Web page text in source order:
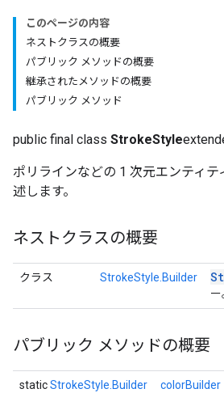
このページの内容
ネストクラスの概要
パブリック メソッドの概要
継承されたメソッドの概要
パブリック メソッド
public final class StrokeStyle
ポリラインなどの 1 次元エンティ
述します。
ネストクラスの概要
クラス StrokeStyle.Builder
ー
パブリック メソッドの概要
staticStrokeStyle.Builder colorBuilder